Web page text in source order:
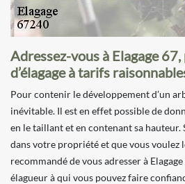
Adressez-vous à Elagage
d’élagage à tarifs
Pour contenir le développement d’un
inévitable. Il est en effet possible de
en le taillant et en contenant sa hauteur.
dans votre propriété et que vous voulez
recommandé de vous adresser à Elagage
élagueur à qui vous pouvez faire